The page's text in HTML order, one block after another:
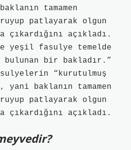
tamamen
patlayarak olgun
çıkardığını açıkladı.
yeşil fasulye temelde
bulunan bir bakladır.”
“kurutulmuş
yani baklanın tamamen
patlayarak olgun
çıkardığını açıkladı.